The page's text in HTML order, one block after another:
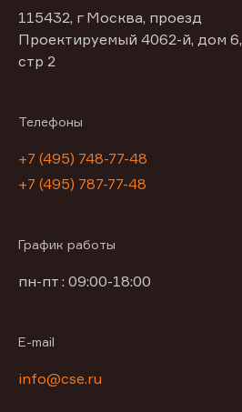
115432, г Москва, проезд
Проектируемый 4062-й, дом 6,
стр 2
Телефоны
+7 (495) 748-77-48
+7 (495) 787-77-48
График работы
пн-пт : 09:00-18:00
E-mail
info@cse.ru